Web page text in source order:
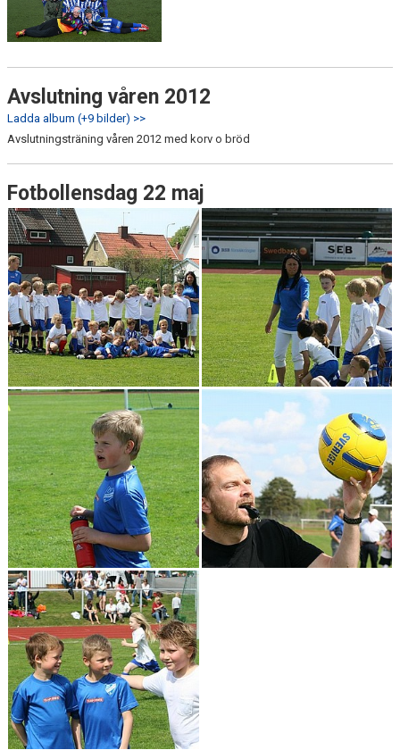
Avslutning våren 2012
Ladda album (+9 bilder) >>
Avslutningsträning våren 2012 med korv o bröd
Fotbollensdag 22 maj